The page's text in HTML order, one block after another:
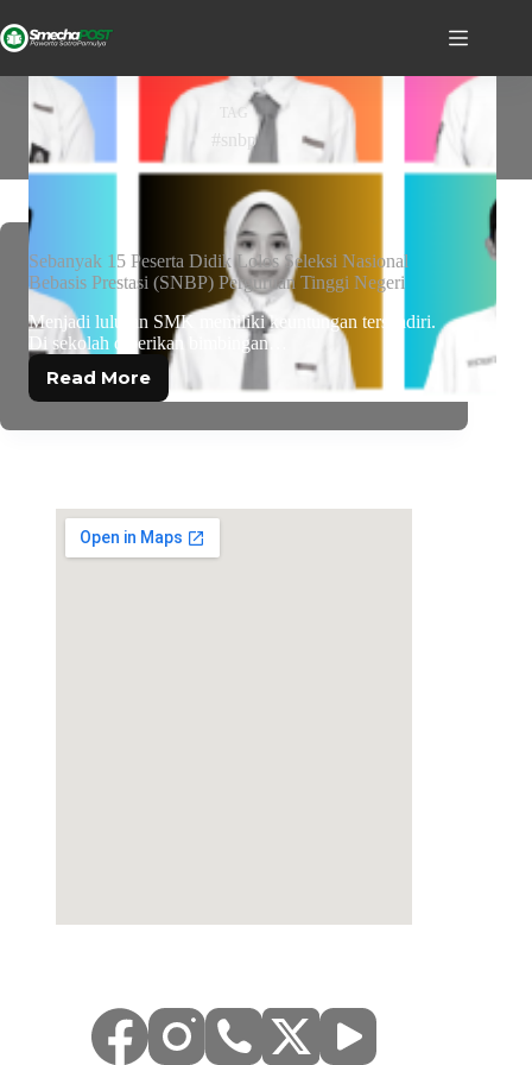
TAG
#snbp
Sebanyak 15 Peserta Didik Lolos Seleksi Nasional
Bebasis Prestasi (SNBP) Perguruan Tinggi Negeri
Menjadi lulusan SMK memiliki keuntungan tersendiri.
Di sekolah diberikan bimbingan…
Read More